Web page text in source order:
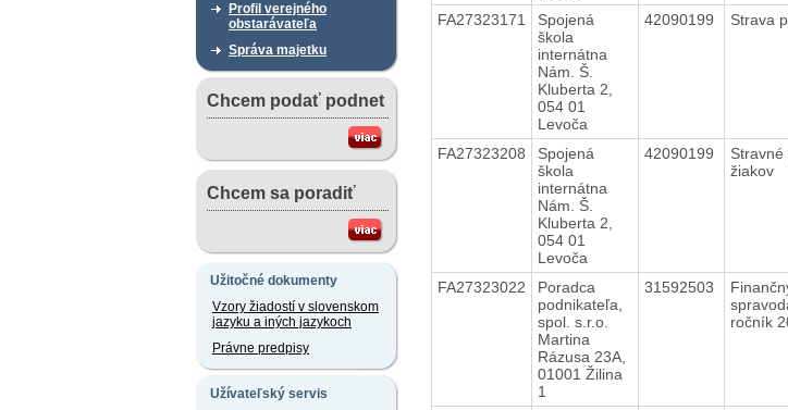
Profil verejného
obstarávateľa
Správa majetku
Chcem podať podnet
Chcem sa poradiť
Užitočné dokumenty
Vzory žiadostí v slovenskom
jazyku a iných jazykoch
Právne predpisy
Užívateľský servis
FA27323171
Spojená
škola
internátna
Nám. Š.
Kluberta 2,
054 01
Levoča
42090199 Strava
FA27323208
Spojená
škola
internátna
Nám. Š.
Kluberta 2,
054 01
Levoča
42090199
Stravné
žiakov
FA27323022
Poradca
podnikateľa,
spol. s.r.o.
Martina
Rázusa 23A,
01001 Žilina
1
31592503
ročník